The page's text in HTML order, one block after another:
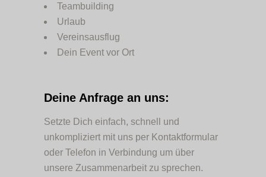
Teambuilding
Urlaub
Vereinsausflug
Dein Event vor Ort
Deine Anfrage an uns:
Setzte Dich einfach, schnell und
unkompliziert mit uns per Kontaktformular
oder Telefon in Verbindung um über
unsere Zusammenarbeit zu sprechen.